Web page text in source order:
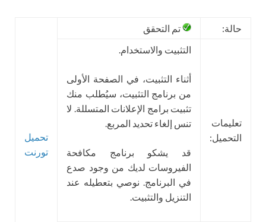
حالة: تم التحقق
تحميل
تورنت
تعليمات
التحميل:
التثبيت والاستخدام.
أثناء التثبيت، في الصفحة الأولى
من برنامج التثبيت، سيُطلب منك
تثبيت برامج الإعلانات المتسللة. لا
تنس إلغاء تحديد المربع.
قد يشكو برنامج مكافحة
الفيروسات لديك من وجود صدع
في البرنامج. نوصي بتعطيله عند
التنزيل والتثبيت.